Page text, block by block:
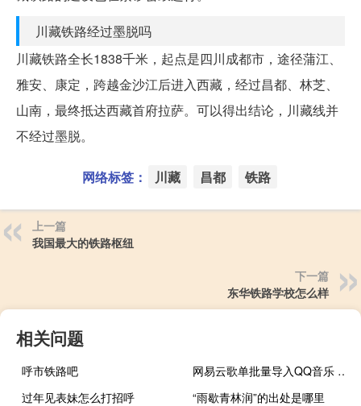
川藏铁路经过墨脱吗
川藏铁路全长1838千米，起点是四川成都市，途径蒲江、
雅安、康定，跨越金沙江后进入西藏，经过昌都、林芝、
山南，最终抵达西藏首府拉萨。可以得出结论，川藏线并
不经过墨脱。
网络标签： 川藏 昌都 铁路
上一篇
我国最大的铁路枢纽
下一篇
东华铁路学校怎么样
相关问题
呼市铁路吧
网易云歌单批量导入QQ音乐 V1.0 绿色免费版（网易云歌单批量导入QQ音乐 V1.0 绿色免费版功能简介）
过年见表妹怎么打招呼
“雨歇青林润”的出处是哪里